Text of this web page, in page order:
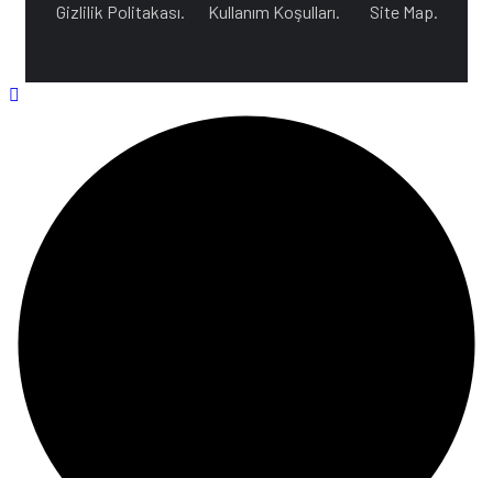
Gizlilik Politakası. Kullanım Koşulları. Site Map.